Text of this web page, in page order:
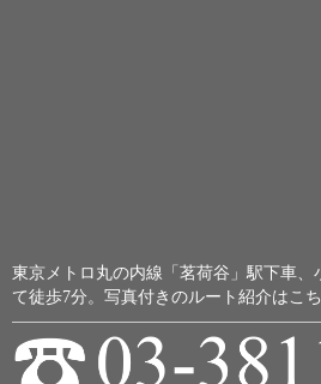
東京メトロ丸の内線「茗荷谷」駅下車、
て徒歩7分。 写真付きのルート紹介はこ